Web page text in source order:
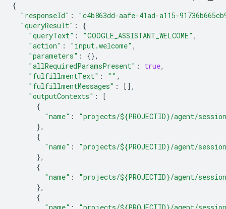
{
"responseId" :
"c4b863dd-aafe-41ad-a115-
"queryResult" :
{
"queryText" : "GOOGLE_ASSISTANT_WELCOME" ,
"action" : "input.welcome" ,
"parameters" :
{},
"allRequiredParamsPresent" : true,
"fulfillmentText" : "" ,
"fulfillmentMessages" :
[],
"outputContexts" :
[
{
"name" :
"projects/${PROJECTID}/agent/
},
{
"name" :
"projects/${PROJECTID}/agent/
},
{
"name" :
"projects/${PROJECTID}/agent/
},
{